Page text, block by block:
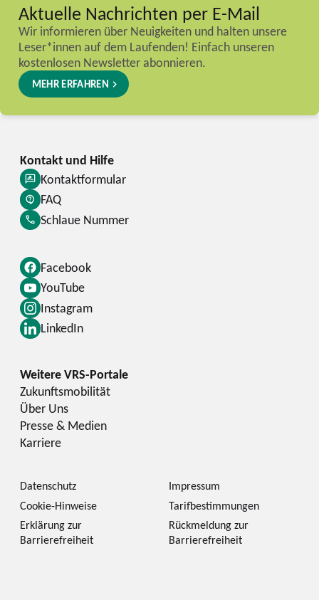
Aktuelle Nachrichten per E-Mail
Wir informieren über Neuigkeiten und halten unsere
Leser*innen auf dem Laufenden! Einfach unseren
kostenlosen Newsletter abonnieren.
MEHR ERFAHREN
Facebook
YouTube
Instagram
LinkedIn
Kontaktformular
FAQ
Schlaue Nummer
Zukunftsmobilität
Über Uns
Presse & Medien
Karriere
Datenschutz
Impressum
Cookie-Hinweise
Tarifbestimmungen
Erklärung zur
Barrierefreiheit
Rückmeldung zur
Barrierefreiheit